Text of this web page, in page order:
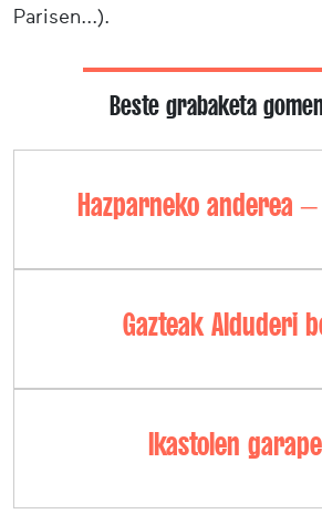
Parisen...).
Beste grabaketa
Hazparneko anderea
Gazteak Alduderi
Ikastolen